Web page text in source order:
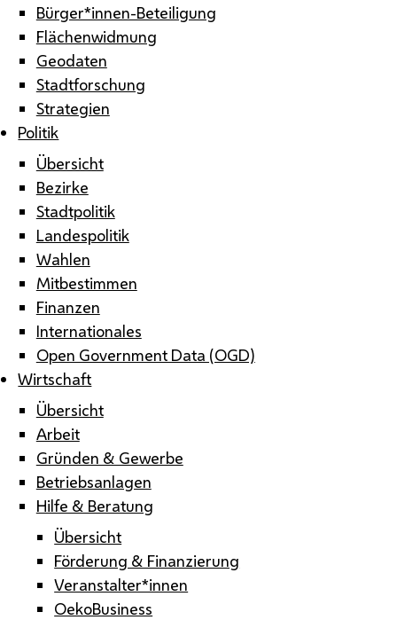
Bürger*innen-Beteiligung
Flächenwidmung
Geodaten
Stadtforschung
Strategien
Politik
Übersicht
Bezirke
Stadtpolitik
Landespolitik
Wahlen
Mitbestimmen
Finanzen
Internationales
Open Government Data (OGD)
Wirtschaft
Übersicht
Arbeit
Gründen & Gewerbe
Betriebsanlagen
Hilfe & Beratung
Übersicht
Förderung & Finanzierung
Veranstalter*innen
OekoBusiness